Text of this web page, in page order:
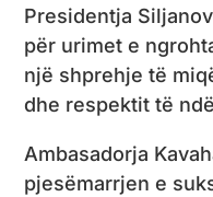
Presidentja
për urimet e
një shprehje të
dhe respektit të
Ambasadorja
pjesëmarrjen e